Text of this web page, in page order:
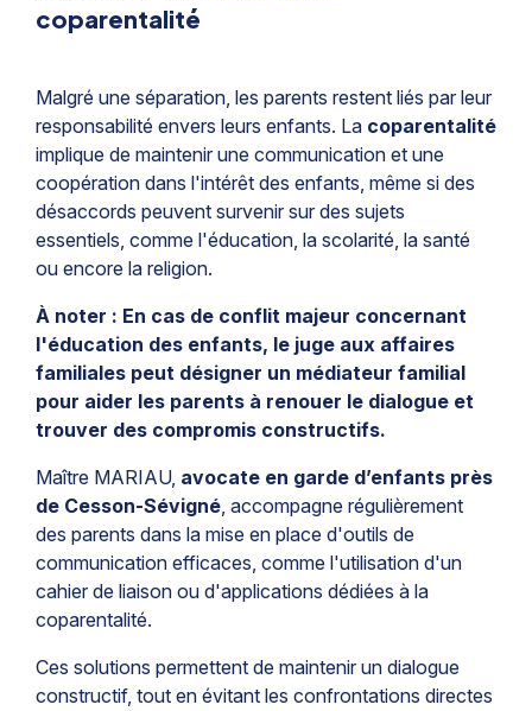
coparentalité
Malgré une séparation, les parents restent liés par leur
responsabilité envers leurs enfants. La coparentalité
implique de maintenir une communication et une
coopération dans l'intérêt des enfants, même si des
désaccords peuvent survenir sur des sujets
essentiels, comme l'éducation, la scolarité, la santé
ou encore la religion.
À noter : En cas de conflit majeur concernant
l'éducation des enfants, le juge aux affaires
familiales peut désigner un médiateur familial
pour aider les parents à renouer le dialogue et
trouver des compromis constructifs.
Maître MARIAU, avocate en garde d’enfants près
de Cesson-Sévigné, accompagne régulièrement
des parents dans la mise en place d'outils de
communication efficaces, comme l'utilisation d'un
cahier de liaison ou d'applications dédiées à la
coparentalité.
Ces solutions permettent de maintenir un dialogue
constructif, tout en évitant les confrontations directes